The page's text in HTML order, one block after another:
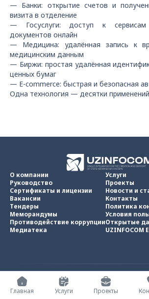
— Банки: открытие счетов и
визита в отделение
— Госуслуги: доступ к
документов онлайн
— Медицина: удалённая запись к
медицинским данным
— Биржи: простая удалённая
ценных бумаг
— E-commerce: быстрая и безопасная
Одна технология — десятки
О компании
Руководство
Сертификаты и лицензии
Вакансии
Тендеры
Меморандумы
Противодействие коррупции
Медиатека
Услуги
Проекты
Новости и
Контакты
Политика
Условия
Открытые
UZINFOCOM
UZINFOCOM © 2002 - 2026
Все
Главная
Услуги Проекты